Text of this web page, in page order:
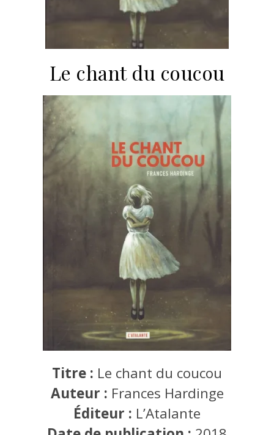
Le chant du coucou
Titre : Le chant du coucou
Auteur : Frances Hardinge
Éditeur : L’Atalante